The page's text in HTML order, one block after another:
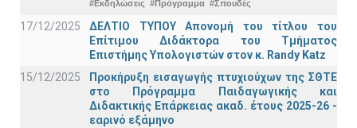
#Εκδηλώσεις #Πρόγραμμα #Σπουδές
17/12/2025
ΔΕΛΤΙΟ ΤΥΠΟΥ Απονομή του τίτλου του
Επίτιμου Διδάκτορα του Τμήματος
Επιστήμης Υπολογιστών στον κ. Randy Katz
15/12/2025
Προκήρυξη εισαγωγής πτυχιούχων της ΣΘΤΕ
στο Πρόγραμμα Παιδαγωγικής και
Διδακτικής Επάρκειας ακαδ. έτους 2025-26 -
εαρινό εξάμηνο